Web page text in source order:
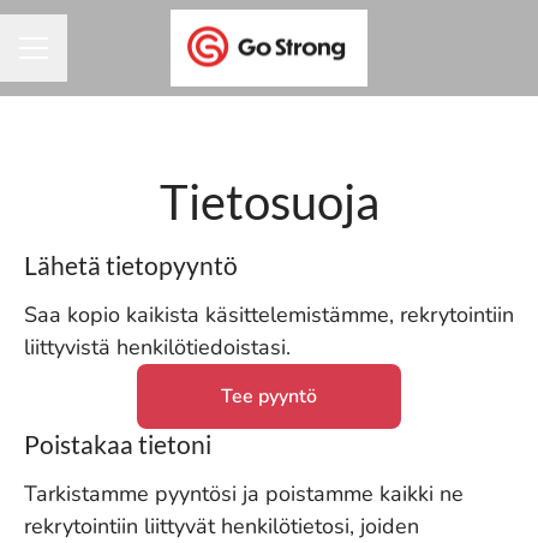
Tietosuoja
Lähetä tietopyyntö
Saa kopio kaikista käsittelemistämme, rekrytointiin
liittyvistä henkilötiedoistasi.
Tee pyyntö
Poistakaa tietoni
Tarkistamme pyyntösi ja poistamme kaikki ne
rekrytointiin liittyvät henkilötietosi, joiden